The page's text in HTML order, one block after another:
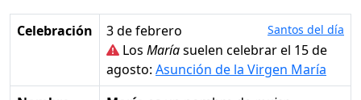
Celebración 3 de febrero Santos del día
Los Maríasuelen celebrar el 15 de
agosto: Asunción de la Virgen María